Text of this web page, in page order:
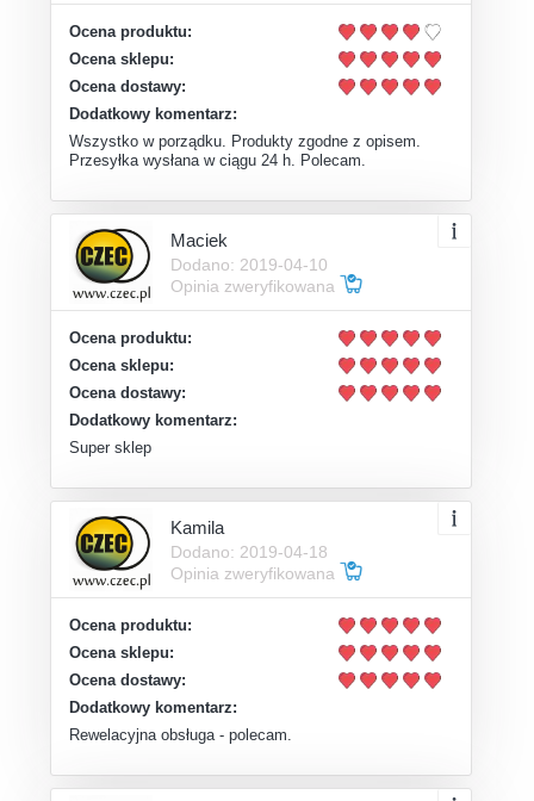
Ocena produktu:
Ocena sklepu:
Ocena dostawy:
Dodatkowy komentarz:
Wszystko w porządku. Produkty zgodne z opisem.
Przesyłka wysłana w ciągu 24 h. Polecam.
Maciek
Dodano: 2019-04-10
Opinia zweryfikowana
Ocena produktu:
Ocena sklepu:
Ocena dostawy:
Dodatkowy komentarz:
Super sklep
Kamila
Dodano: 2019-04-18
Opinia zweryfikowana
Ocena produktu:
Ocena sklepu:
Ocena dostawy:
Dodatkowy komentarz:
Rewelacyjna obsługa - polecam.